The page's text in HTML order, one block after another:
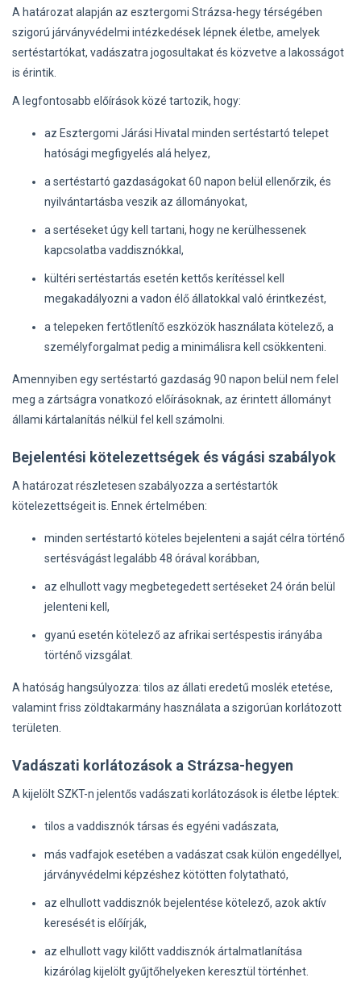
A határozat alapján az esztergomi Strázsa-hegy térségében
szigorú járványvédelmi intézkedések lépnek életbe, amelyek
sertéstartókat, vadászatra jogosultakat és közvetve a lakosságot
is érintik.
A legfontosabb előírások közé tartozik, hogy:
az Esztergomi Járási Hivatal minden sertéstartó telepet
hatósági megfigyelés alá helyez,
a sertéstartó gazdaságokat 60 napon belül ellenőrzik, és
nyilvántartásba veszik az állományokat,
a sertéseket úgy kell tartani, hogy ne kerülhessenek
kapcsolatba vaddisznókkal,
kültéri sertéstartás esetén kettős kerítéssel kell
megakadályozni a vadon élő állatokkal való érintkezést,
a telepeken fertőtlenítő eszközök használata kötelező, a
személyforgalmat pedig a minimálisra kell csökkenteni.
Amennyiben egy sertéstartó gazdaság 90 napon belül nem felel
meg a zártságra vonatkozó előírásoknak, az érintett állományt
állami kártalanítás nélkül fel kell számolni.
Bejelentési kötelezettségek és vágási szabályok
A határozat részletesen szabályozza a sertéstartók
kötelezettségeit is. Ennek értelmében:
minden sertéstartó köteles bejelenteni a saját célra történő
sertésvágást legalább 48 órával korábban,
az elhullott vagy megbetegedett sertéseket 24 órán belül
jelenteni kell,
gyanú esetén kötelező az afrikai sertéspestis irányába
történő vizsgálat.
A hatóság hangsúlyozza: tilos az állati eredetű moslék etetése,
valamint friss zöldtakarmány használata a szigorúan korlátozott
területen.
Vadászati korlátozások a Strázsa-hegyen
A kijelölt SZKT-n jelentős vadászati korlátozások is életbe léptek:
tilos a vaddisznók társas és egyéni vadászata,
más vadfajok esetében a vadászat csak külön engedéllyel,
járványvédelmi képzéshez kötötten folytatható,
az elhullott vaddisznók bejelentése kötelező, azok aktív
keresését is előírják,
az elhullott vagy kilőtt vaddisznók ártalmatlanítása
kizárólag kijelölt gyűjtőhelyeken keresztül történhet.